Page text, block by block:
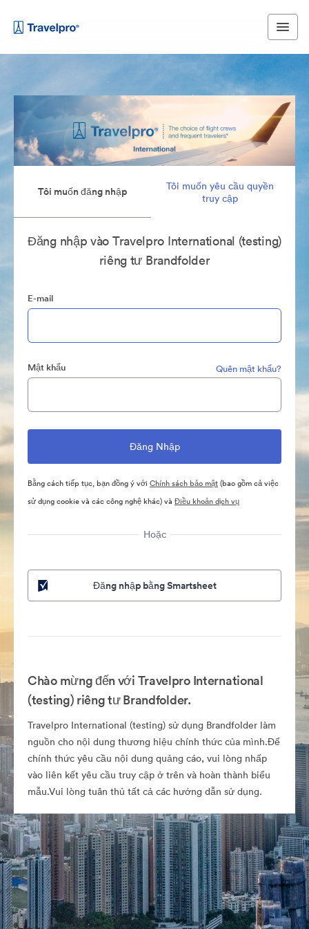
Tôi muốn đăng nhập
Tôi muốn yêu cầu quyền
truy cập
Đăng nhập vào Travelpro International (testing)
riêng tư Brandfolder
E-mail
Mật khẩu Quên mật khẩu?
Bằng cách tiếp tục, bạn đồng ý với Chính sách bảo mật(bao gồm cả việc
sử dụng cookie và các công nghệ khác) và Điều khoản dịch vụ
Hoặc
Đăng nhập bằng Smartsheet
Chào mừng đến với Travelpro International
(testing) riêng tư Brandfolder.
Travelpro International (testing) sử dụng Brandfolder làm
nguồn cho nội dung thương hiệu chính thức của mình.Để
chính thức yêu cầu nội dung quảng cáo, vui lòng nhấp
vào liên kết yêu cầu truy cập ở trên và hoàn thành biểu
mẫu.Vui lòng tuân thủ tất cả các hướng dẫn sử dụng.